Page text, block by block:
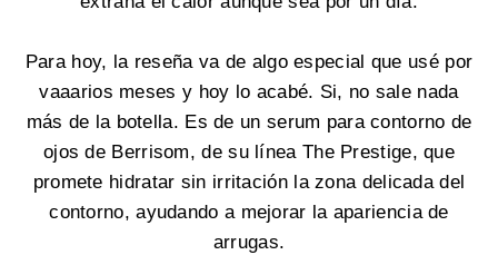
Para hoy, la reseña va de algo especial que usé por
vaaarios meses y hoy lo acabé. Si, no sale nada
más de la botella. Es de un serum para contorno de
ojos de Berrisom, de su línea The Prestige, que
promete hidratar sin irritación la zona delicada del
contorno, ayudando a mejorar la apariencia de
arrugas.